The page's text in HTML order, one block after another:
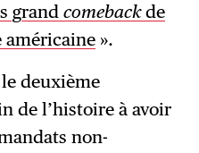
grand comebackde
».
deuxième
de l’histoire à avoir
non-